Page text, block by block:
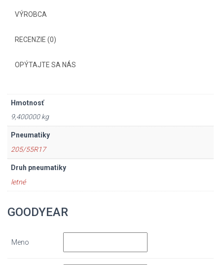
VÝROBCA
RECENZIE (0)
OPÝTAJTE SA NÁS
Hmotnosť
9,400000 kg
Pneumatiky
205/55R17
Druh pneumatiky
letné
GOODYEAR
Meno